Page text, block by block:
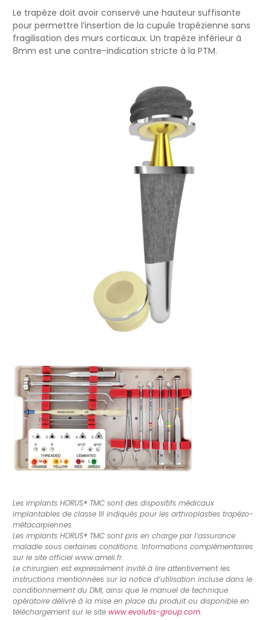
Le trapèze doit avoir conservé une hauteur suffisante
pour permettre l’insertion de la cupule trapézienne sans
fragilisation des murs corticaux. Un trapèze inférieur à
8mm est une contre-indication stricte à la PTM.
Les implants HORUS® TMC sont des dispositifs médicaux
implantables de classe III indiqués pour les arthroplasties trapézo-
métacarpiennes.
Les implants HORUS® TMC sont pris en charge par l’assurance
maladie sous certaines conditions. Informations complémentaires
sur le site officiel www.ameli.fr.
Le chirurgien est expressément invité à lire attentivement les
instructions mentionnées sur la notice d’utilisation incluse dans le
conditionnement du DMI, ainsi que le manuel de technique
opératoire délivré à la mise en place du produit ou disponible en
téléchargement sur le site www.evolutis-group.com.